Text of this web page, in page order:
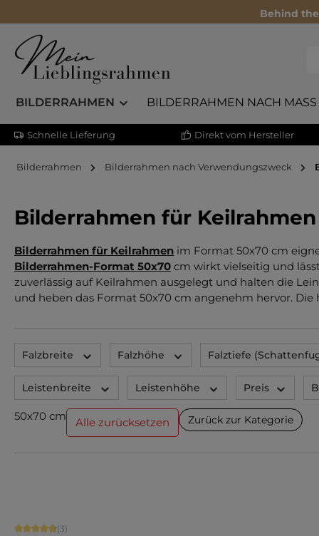
Behind
BILDERRAHMEN BILDERRAHMEN NACH MASS
Schnelle Lieferung Direkt vom Hersteller
Bilderrahmen Bilderrahmen nach Verwendungszweck
Bilderrahmen für
Bilderrahmen für Keilrahmen im Format 50x70 cm
Bilderrahmen-Format 50x70 cm wirkt vielseitig und
zuverlässig auf Keilrahmen ausgelegt und halten die
und heben das Format 50x70 cm angenehm hervor.
Falzbreite Falzhöhe Falztiefe
Leistenbreite Leistenhöhe Preis
50x70 cm Alle zurücksetzen Zurück zur Kategorie
Durchschnittliche Bewertung von 4.67 von 5 Sternen
(3)